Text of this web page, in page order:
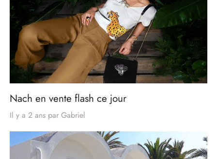
Nach en vente flash ce jour
Il y a 2 ans par Gabriel